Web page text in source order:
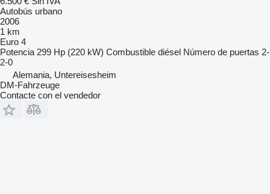
Autobús urbano
2006
1 km
Euro 4
Potencia 299 Hp (220 kW) Combustible diésel Número de puertas 2-
2-0
Alemania, Untereisesheim
DM-Fahrzeuge
Contacte con el vendedor